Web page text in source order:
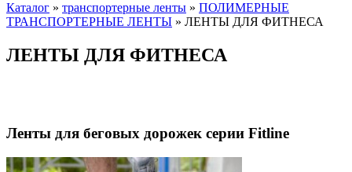
Каталог » транспортерные ленты » ПОЛИМЕРНЫЕ
ТРАНСПОРТЕРНЫЕ ЛЕНТЫ » ЛЕНТЫ ДЛЯ ФИТНЕСА
ЛЕНТЫ ДЛЯ ФИТНЕСА
Ленты для беговых дорожек серии Fitline